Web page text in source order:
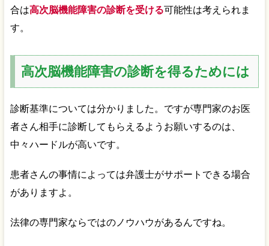
合は高次脳機能障害の診断を受ける可能性は考えられま
す。
高次脳機能障害の診断を得るためには
診断基準については分かりました。ですが専門家のお医
者さん相手に診断してもらえるようお願いするのは、
中々ハードルが高いです。
患者さんの事情によっては弁護士がサポートできる場合
がありますよ。
法律の専門家ならではのノウハウがあるんですね。